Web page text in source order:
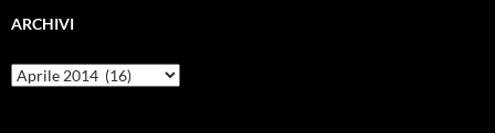
ARCHIVI
Archivi